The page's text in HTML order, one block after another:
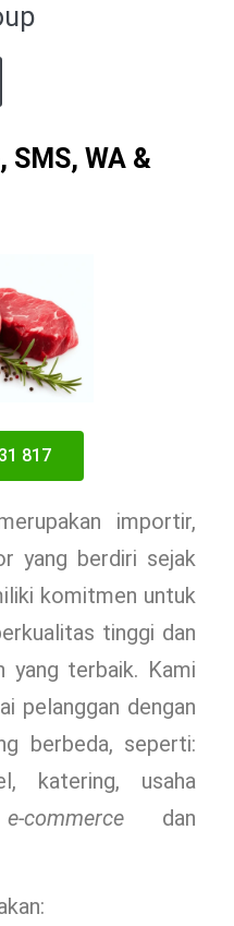
SMS, WA &
817
importir,
yang berdiri sejak
komitmen untuk
tinggi dan
yang terbaik. Kami
pelanggan dengan
berbeda, seperti:
katering, usaha
e-commercedan